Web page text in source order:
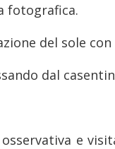
fotografica.
del sole con
dal
osservativa e